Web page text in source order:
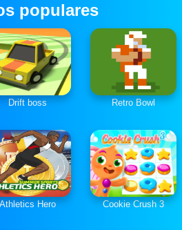
populares
Drift boss Retro Bowl
Hero Cookie Crush 3